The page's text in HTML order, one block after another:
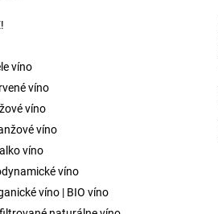
víno
víno
víno
víno
víno
víno
víno | BIO víno